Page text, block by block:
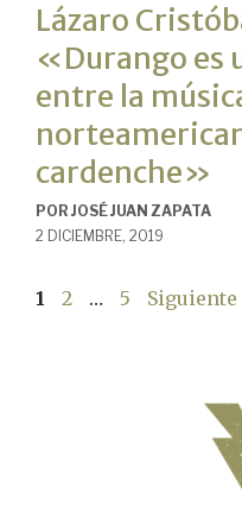
Lázaro
«Durango es
entre la
cardenche»
POR JOSÉ JUAN ZAPATA
2 DICIEMBRE, 2019
Página
1 Página
2 … Página
5 Siguiente